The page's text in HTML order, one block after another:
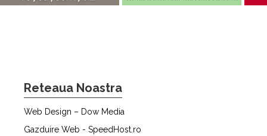
Reteaua Noastra
Web Design – Dow Media
Gazduire Web - SpeedHost.ro